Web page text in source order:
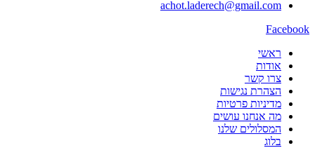
achot.laderech@gmail.com
Facebook
ראשי
אודות
צרו קשר
הצהרת נגישות
מדיניות פרטיות
מה אנחנו עושים
המסלולים שלנו
בלוג